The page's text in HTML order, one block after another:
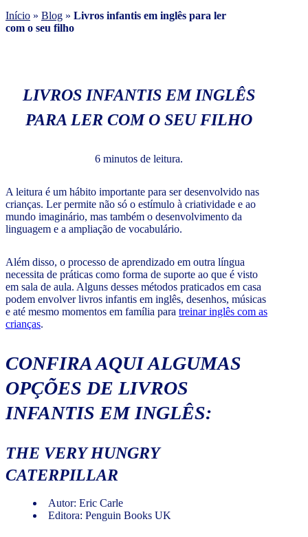
Início » Blog » Livros infantis em inglês para ler
com o seu filho
LIVROS INFANTIS EM INGLÊS
PARA LER COM O SEU FILHO
6 minutos de leitura.
A leitura é um hábito importante para ser desenvolvido nas
crianças. Ler permite não só o estímulo à criatividade e ao
mundo imaginário, mas também o desenvolvimento da
linguagem e a ampliação de vocabulário.
Além disso, o processo de aprendizado em outra língua
necessita de práticas como forma de suporte ao que é visto
em sala de aula. Alguns desses métodos praticados em casa
podem envolver livros infantis em inglês, desenhos, músicas
e até mesmo momentos em família para treinar inglês com as
crianças.
CONFIRA AQUI ALGUMAS
OPÇÕES DE LIVROS
INFANTIS EM INGLÊS:
THE VERY HUNGRY
CATERPILLAR
Autor: Eric Carle
Editora: Penguin Books UK